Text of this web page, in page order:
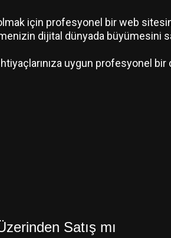
için profesyonel bir web
dijital dünyada büyümesini
uygun profesyonel
Satış mı